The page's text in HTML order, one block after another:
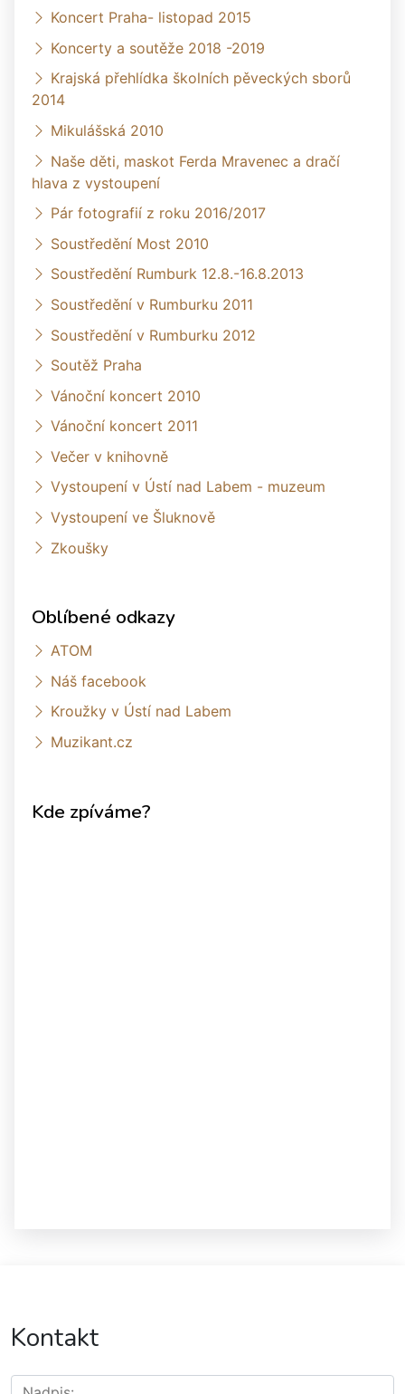
Koncert Praha- listopad 2015
Koncerty a soutěže 2018 -2019
Krajská přehlídka školních pěveckých sborů
2014
Mikulášská 2010
Naše děti, maskot Ferda Mravenec a dračí
hlava z vystoupení
Pár fotografií z roku 2016/2017
Soustředění Most 2010
Soustředění Rumburk 12.8.-16.8.2013
Soustředění v Rumburku 2011
Soustředění v Rumburku 2012
Soutěž Praha
Vánoční koncert 2010
Vánoční koncert 2011
Večer v knihovně
Vystoupení v Ústí nad Labem - muzeum
Vystoupení ve Šluknově
Zkoušky
Oblíbené odkazy
ATOM
Náš facebook
Kroužky v Ústí nad Labem
Muzikant.cz
Kde zpíváme?
Kontakt